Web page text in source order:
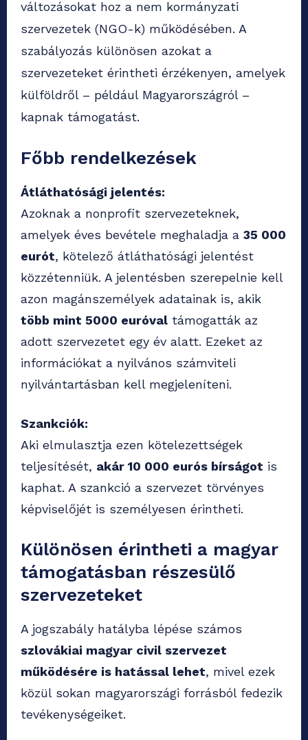
változásokat hoz a nem kormányzati
szervezetek (NGO-k) működésében. A
szabályozás különösen azokat a
szervezeteket érintheti érzékenyen, amelyek
külföldről – például Magyarországról –
kapnak támogatást.
Főbb rendelkezések
Átláthatósági jelentés:
Azoknak a nonprofit szervezeteknek,
amelyek éves bevétele meghaladja a 35 000
eurót, kötelező átláthatósági jelentést
közzétenniük. A jelentésben szerepelnie kell
azon magánszemélyek adatainak is, akik
több mint 5000 euróval támogatták az
adott szervezetet egy év alatt. Ezeket az
információkat a nyilvános számviteli
nyilvántartásban kell megjeleníteni.
Szankciók:
Aki elmulasztja ezen kötelezettségek
teljesítését, akár 10 000 eurós bírságot is
kaphat. A szankció a szervezet törvényes
képviselőjét is személyesen érintheti.
Különösen érintheti a magyar
támogatásban részesülő
szervezeteket
A jogszabály hatályba lépése számos
szlovákiai magyar civil szervezet
működésére is hatással lehet, mivel ezek
közül sokan magyarországi forrásból fedezik
tevékenységeiket.